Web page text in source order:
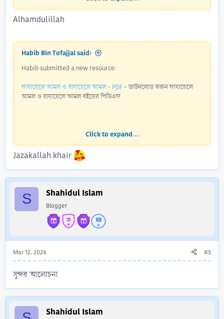
Alhamdulillah
Habib Bin Tofajjal said:
Habib submitted a new resource:
ফাযায়েলে আমল ও রাযায়েলে আমল - PDF- ডাউনলোড করুন ফাযায়েলে
আমল ও রাযায়েলে আমল বইয়ের পিডিএফ
Read more about this resource...
Click to expand...
Jazakallah khair
S Shahidul Islam
Blogger
Mar 12, 2024 #5
সুন্দর আলোচনা
Shahidul Islam